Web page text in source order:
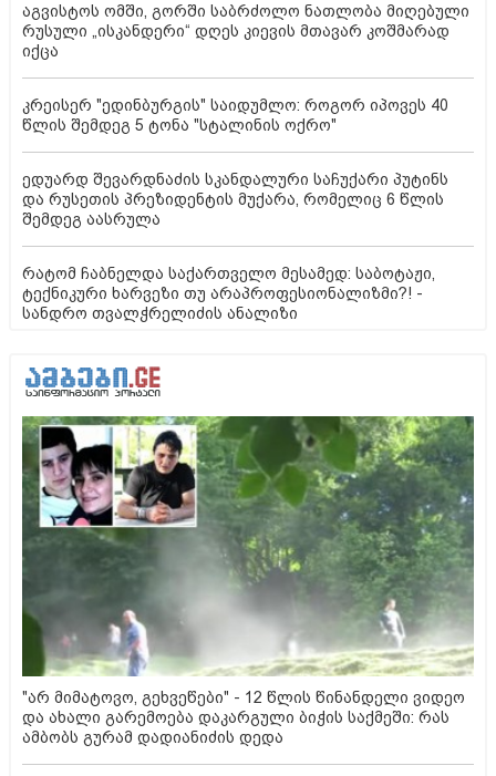
აგვისტოს ომში, გორში საბრძოლო ნათლობა მიღებული
რუსული „ისკანდერი“ დღეს კიევის მთავარ კოშმარად
იქცა
კრეისერ "ედინბურგის" საიდუმლო: როგორ იპოვეს 40
წლის შემდეგ 5 ტონა "სტალინის ოქრო"
ედუარდ შევარდნაძის სკანდალური საჩუქარი პუტინს
და რუსეთის პრეზიდენტის მუქარა, რომელიც 6 წლის
შემდეგ აასრულა
რატომ ჩაბნელდა საქართველო მესამედ: საბოტაჟი,
ტექნიკური ხარვეზი თუ არაპროფესიონალიზმი?! -
სანდრო თვალჭრელიძის ანალიზი
"არ მიმატოვო, გეხვეწები" - 12 წლის წინანდელი ვიდეო
და ახალი გარემოება დაკარგული ბიჭის საქმეში: რას
ამბობს გურამ დადიანიძის დედა